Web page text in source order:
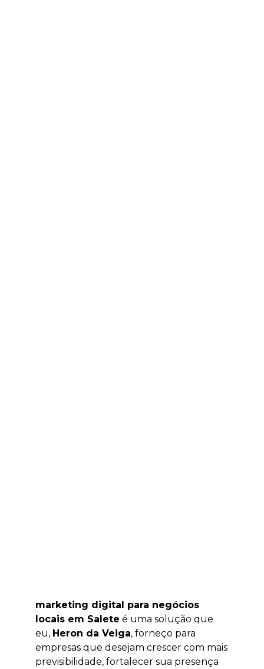
marketing digital para negócios
locais em Salete é uma solução que
eu, Heron da Veiga, forneço para
empresas que desejam crescer com mais
previsibilidade, fortalecer sua presença